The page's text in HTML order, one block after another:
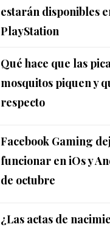
estarán disponibles
PlayStation
Qué hace que las
mosquitos piquen y
respecto
Facebook Gaming
funcionar en iOs y
de octubre
¿Las actas de